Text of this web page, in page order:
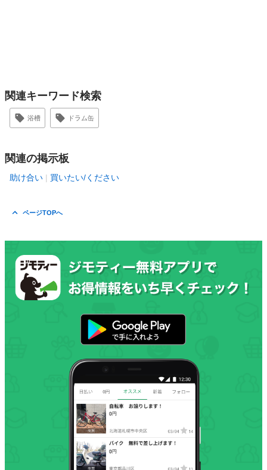
関連キーワード検索
浴槽 ドラム缶
関連の掲示板
助け合い 買いたい/ください
ページTOPへ